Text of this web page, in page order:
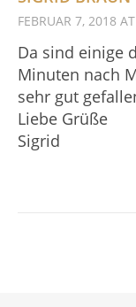
FEBRUAR 7, 2018
Da sind einige
Minuten nach
sehr gut
Liebe Grüße
Sigrid